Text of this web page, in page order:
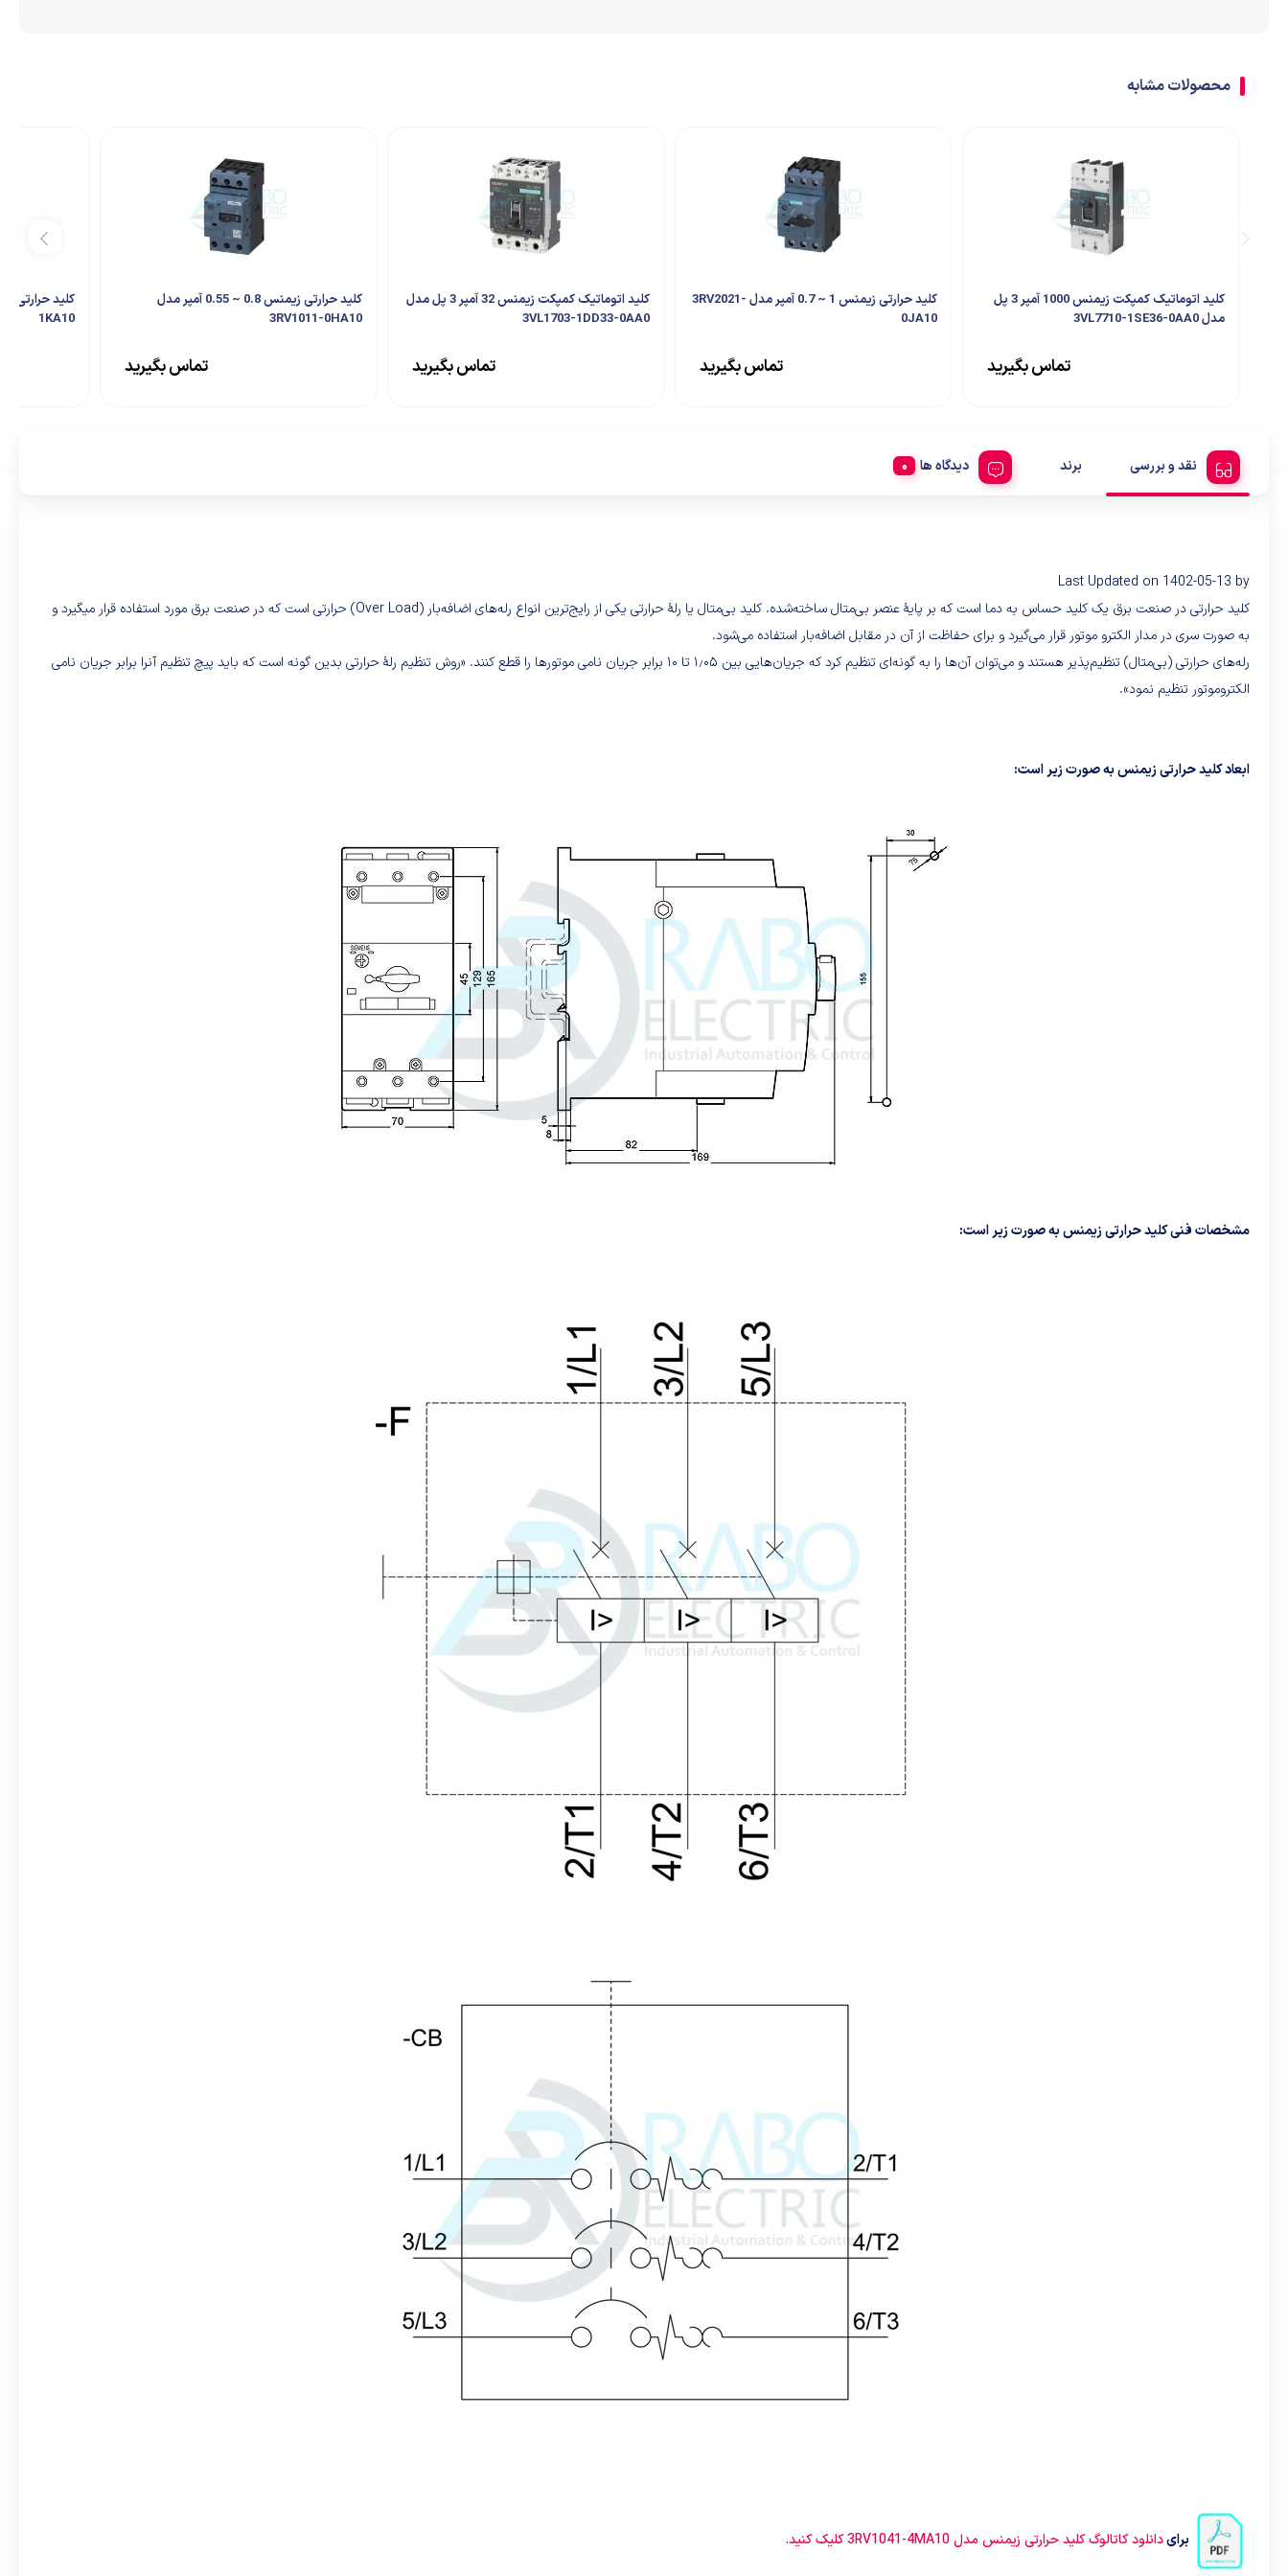
محصولات مشابه
کلید اتوماتیک کمپکت زیمنس 1000 آمپر 3 پل
مدل 3VL7710-1SE36-0AA0
تماس بگیرید
کلید حرارتی زیمنس 1 ~ 0.7 آمپر مدل 3RV2021-
0JA10
تماس بگیرید
کلید اتوماتیک کمپکت زیمنس 32 آمپر 3 پل مدل
3VL1703-1DD33-0AA0
تماس بگیرید
کلید حرارتی زیمنس 0.8 ~ 0.55 آمپر مدل
3RV1011-0HA10
تماس بگیرید
1KA10
نقد و بررسی برند دیدگاه ها
Last Updated on 1402-05-13 by
کلید حرارتی در صنعت برق یک کلید حساس به دما است که بر پایهٔ عنصر بی‌متال ساخته‌شده. کلید بی‌متال یا رلهٔ حرارتی یکی از رایج‌ترین انواع رله‌های اضافه‌بار (Over Load) حرارتی است که در صنعت برق مورد استفاده قرار میگیرد و
به صورت سری در مدار الکترو موتور قرار می‌گیرد و برای حفاظت از آن در مقابل اضافه‌بار استفاده می‌شود.
رله‌های حرارتی (بی‌متال) تنظیم‌پذیر هستند و می‌توان آن‌ها را به گونه‌ای تنظیم کرد که جریان‌هایی بین ۱٫۰۵ تا ۱۰ برابر جریان نامی موتورها را قطع کنند. «روش تنظیم رلهٔ حرارتی بدین گونه است که باید پیچ تنظیم آنرا برابر جریان نامی
الکتروموتور تنظیم نمود».
ابعاد کلید حرارتی زیمنس به صورت زیر است:
مشخصات فنی کلید حرارتی زیمنس به صورت زیر است:
برایدانلود کاتالوگ کلید حرارتی زیمنس مدل 3RV1041-4MA10 کلیک کنید.